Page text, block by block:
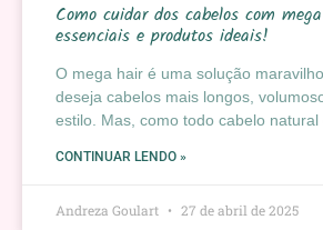
Como cuidar dos cabelos com
essenciais e produtos ideais!
O mega hair é uma solução
deseja cabelos mais longos,
estilo. Mas, como todo cabelo natural
CONTINUAR LENDO »
Andreza Goulart 27 de abril de 2025